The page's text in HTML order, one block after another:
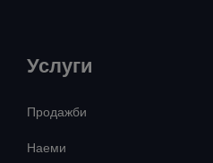
Услуги
Продажби
Наеми